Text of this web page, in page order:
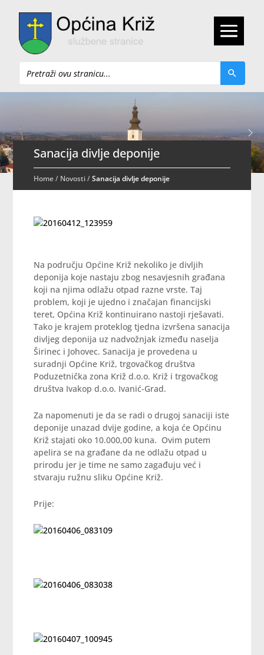
Pretraži
Sanacija divlje deponije
Home/ Novosti/Sanacija divlje deponije
Na području Općine Križ nekoliko je divljih
deponija koje nastaju zbog nesavjesnih građana
koji na njima odlažu otpad razne vrste. Taj
problem, koji je ujedno i značajan financijski
teret, Općina Križ kontinuirano nastoji rješavati.
Tako je krajem proteklog tjedna izvršena sanacija
divljeg deponija uz nadvožnjak između naselja
Širinec i Johovec. Sanacija je provedena u
suradnji Općine Križ, trgovačkog društva
Poduzetnička zona Križ d.o.o. Križ i trgovačkog
društva Ivakop d.o.o. Ivanić-Grad.
Za napomenuti je da se radi o drugoj sanaciji iste
deponije unazad dvije godine, a koja će Općinu
Križ stajati oko 10.000,00 kuna. Ovim putem
apelira se na građane da ne odlažu otpad u
prirodu jer je time ne samo zagađuju već i
stvaraju ružnu sliku Općine Križ.
Prije: